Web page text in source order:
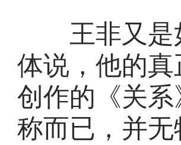
王非又是
体说，他的
创作的《关
称而已，并